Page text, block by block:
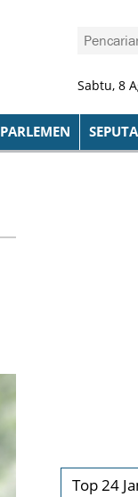
Sabtu, 8
PARLEMEN
Top 24